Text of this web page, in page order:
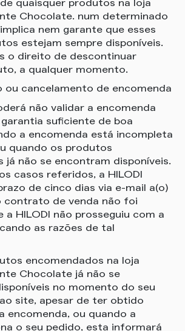
quaisquer produtos na loja
Chocolate. num determinado
nem garante que esses
estejam sempre disponíveis.
o direito de descontinuar
a qualquer momento.
ou cancelamento de encomenda
não validar a encomenda
suficiente de boa
a encomenda está incompleta
quando os produtos
já não se encontram disponíveis.
casos referidos, a HILODI
de cinco dias via e-mail a(o)
contrato de venda não foi
a HILODI não prosseguiu com a
as razões de tal
encomendados na loja
Chocolate já não se
no momento do seu
site, apesar de ter obtido
encomenda, ou quando a
o seu pedido, esta informará